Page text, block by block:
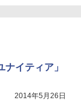
イティア」
2014年5月26日